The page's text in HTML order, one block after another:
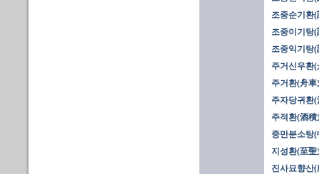
조중순기환
조중이기탕
조중익기탕
주거신우환
주거환(舟車
주자당귀환
주적환(酒積
중만분소탕
지성환(至聖
진사묘향산